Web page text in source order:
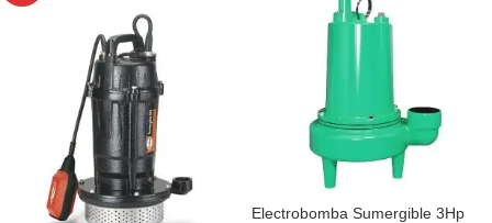
Electrobomba Sumergible 3Hp